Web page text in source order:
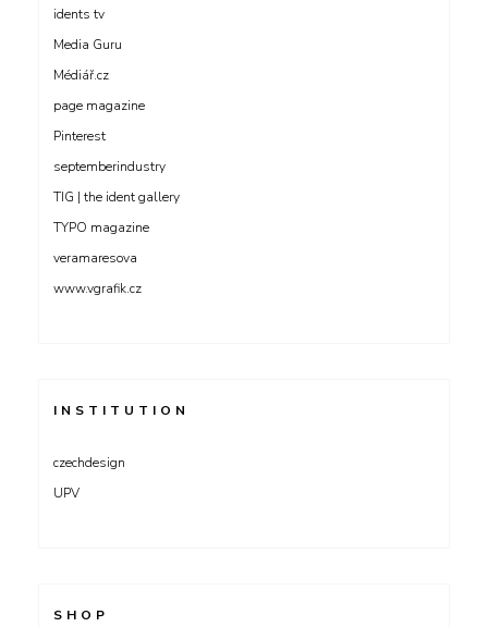
idents tv
Media Guru
Médiář.cz
page magazine
Pinterest
septemberindustry
TIG | the ident gallery
TYPO magazine
veramaresova
www.vgrafik.cz
INSTITUTION
czechdesign
UPV
SHOP